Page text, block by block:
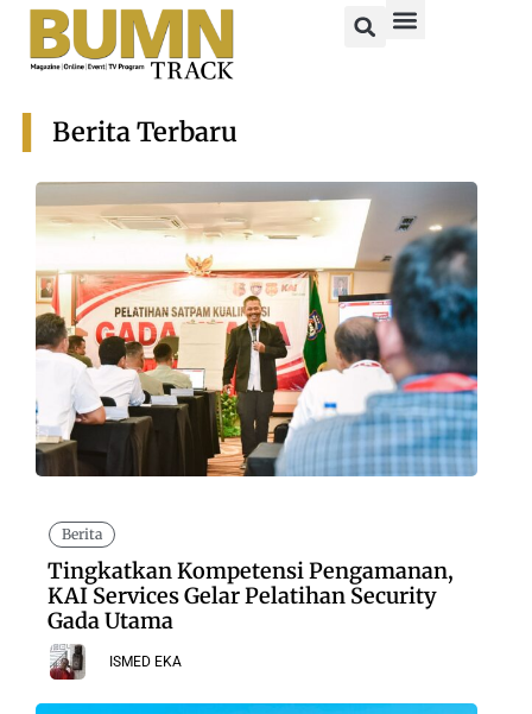
Berita Terbaru
Berita
Tingkatkan Kompetensi Pengamanan,
KAI Services Gelar Pelatihan Security
Gada Utama
ISMED EKA